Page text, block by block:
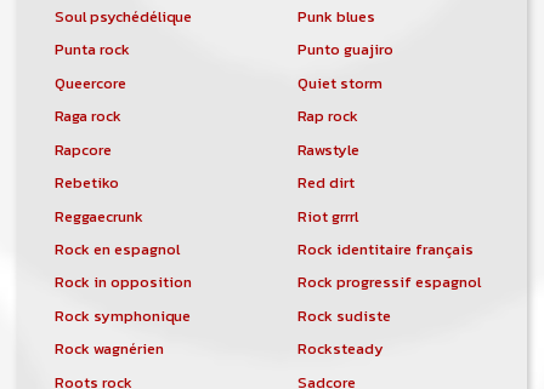
Soul psychédélique
Punk blues
Punta rock
Punto guajiro
Queercore
Quiet storm
Raga rock
Rap rock
Rapcore
Rawstyle
Rebetiko
Red dirt
Reggaecrunk
Riot grrrl
Rock en espagnol
Rock identitaire français
Rock in opposition
Rock progressif espagnol
Rock symphonique
Rock sudiste
Rock wagnérien
Rocksteady
Roots rock
Sadcore